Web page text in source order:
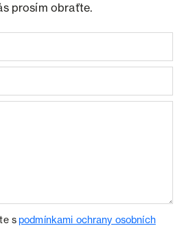
prosím obraťte.
spodmínkami ochrany osobních